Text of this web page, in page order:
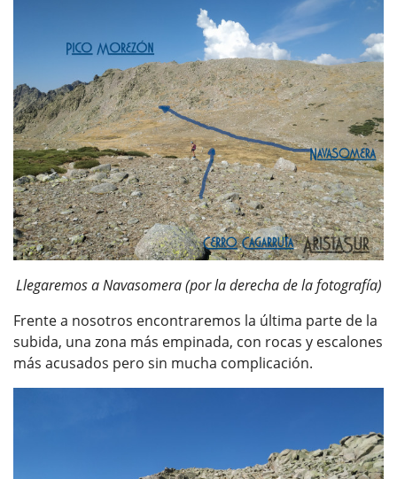
Llegaremos a Navasomera (por la derecha de la fotografía)
Frente a nosotros encontraremos la última parte de la
subida, una zona más empinada, con rocas y escalones
más acusados pero sin mucha complicación.